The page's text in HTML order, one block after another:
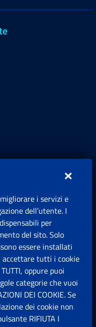
i servizi e
dell’utente. I
per
del sito. Solo
essere installati
accettare tutti i cookie
oppure puoi
categorie che vuoi
DEI COOKIE. Se
dei cookie non
RIFIUTA I